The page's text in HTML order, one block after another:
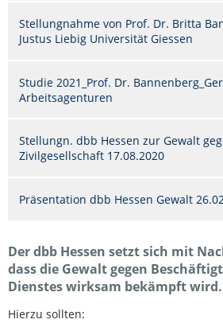
Stellungnahme von Prof. Dr. Britta
Justus Liebig Universität Giessen
Studie 2021_Prof. Dr.
Arbeitsagenturen
Stellungn. dbb Hessen zur Gewalt
Zivilgesellschaft 17.08.2020
Präsentation dbb Hessen Gewalt
Der dbb Hessen setzt sich mit
dass die Gewalt gegen
Dienstes wirksam bekämpft wird.
Hierzu sollten: